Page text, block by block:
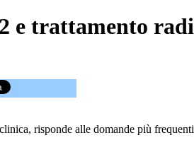
e trattamento
risponde alle domande più